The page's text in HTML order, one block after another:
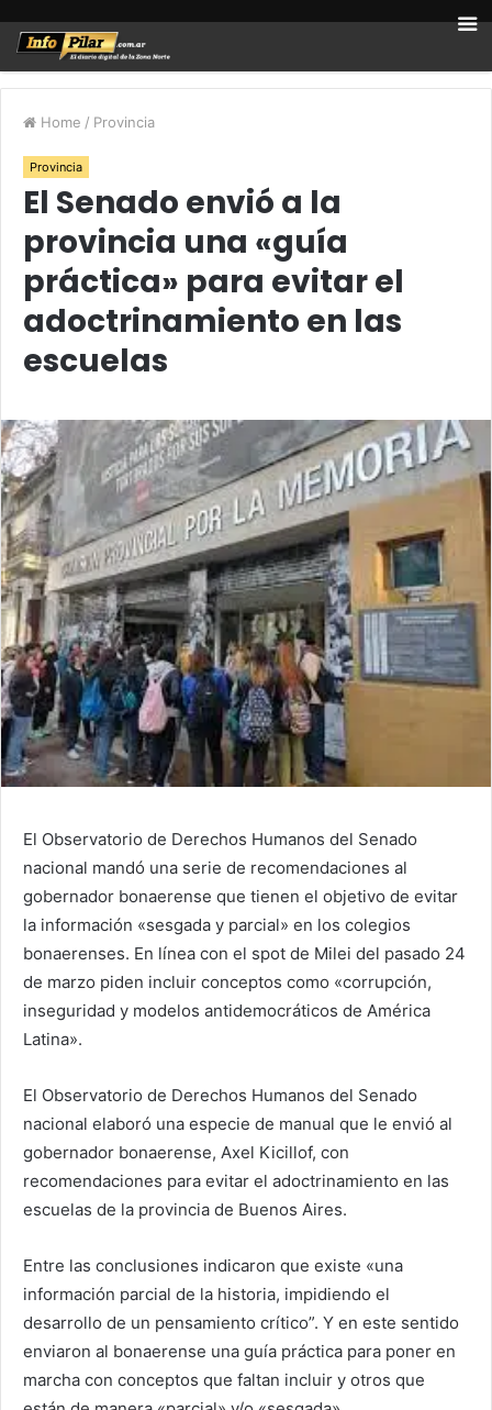
Home / Provincia
Provincia
El Senado envió a la
provincia una «guía
práctica» para evitar el
adoctrinamiento en las
escuelas
El Observatorio de Derechos Humanos del Senado
nacional mandó una serie de recomendaciones al
gobernador bonaerense que tienen el objetivo de evitar
la información «sesgada y parcial» en los colegios
bonaerenses. En línea con el spot de Milei del pasado 24
de marzo piden incluir conceptos como «corrupción,
inseguridad y modelos antidemocráticos de América
Latina».
El Observatorio de Derechos Humanos del Senado
nacional elaboró una especie de manual que le envió al
gobernador bonaerense, Axel Kicillof, con
recomendaciones para evitar el adoctrinamiento en las
escuelas de la provincia de Buenos Aires.
Entre las conclusiones indicaron que existe «una
información parcial de la historia, impidiendo el
desarrollo de un pensamiento crítico”. Y en este sentido
enviaron al bonaerense una guía práctica para poner en
marcha con conceptos que faltan incluir y otros que